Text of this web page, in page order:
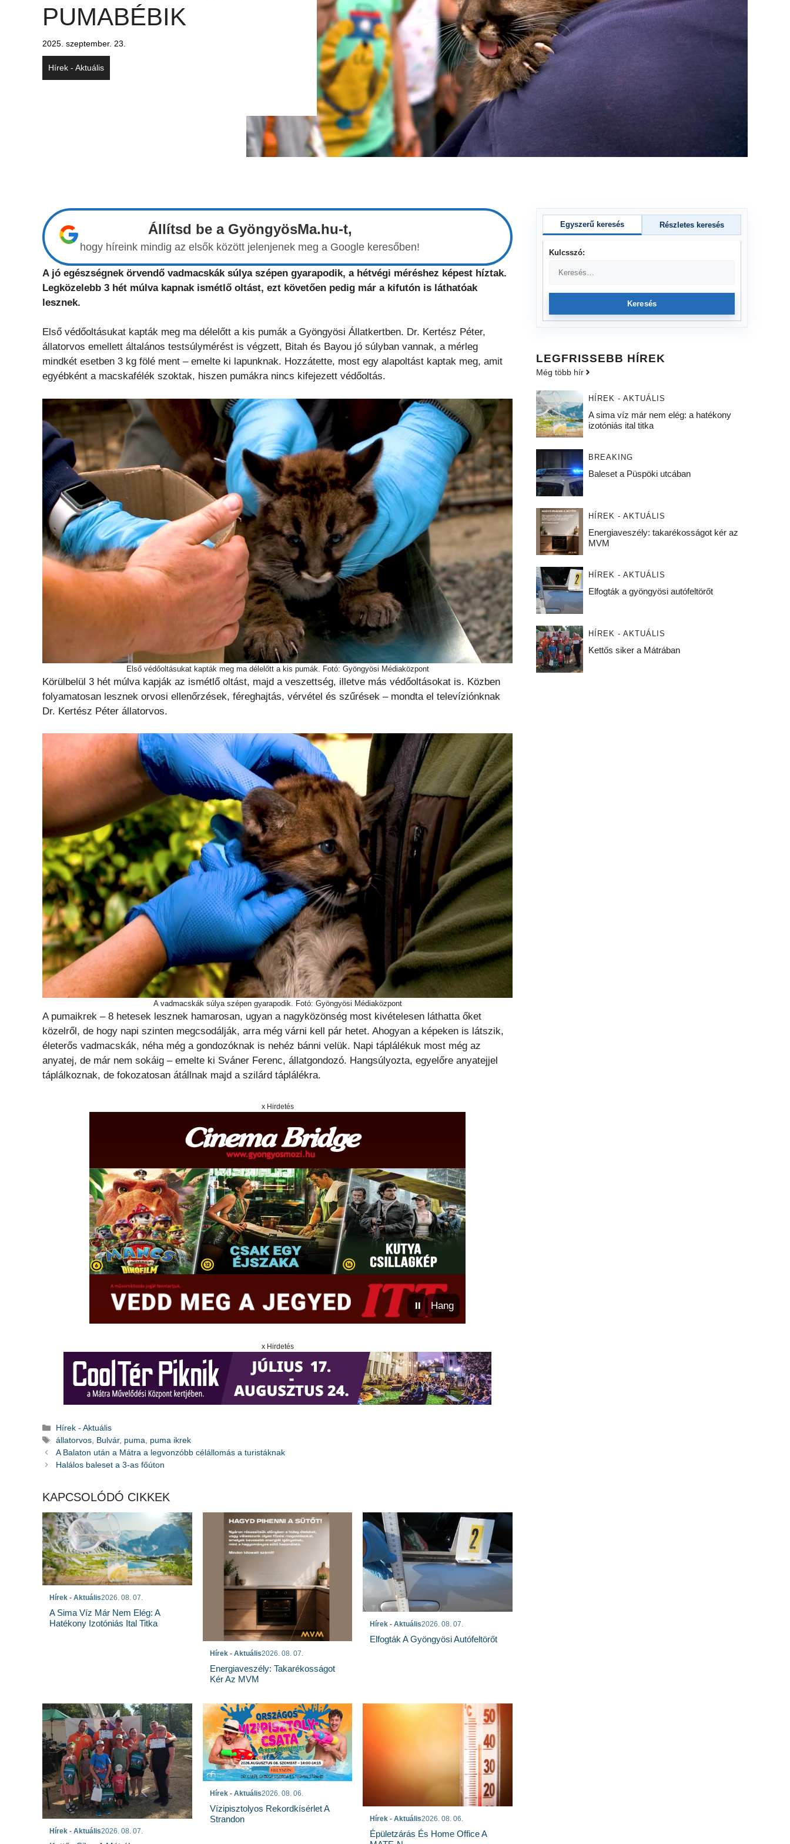
PUMABÉBIK
2025. szeptember. 23.
Hírek - Aktuális
Állítsd be a GyöngyösMa.hu-t,
hogy híreink mindig az elsők között jelenjenek meg a Google keresőben!
A jó egészségnek örvendő vadmacskák súlya szépen gyarapodik, a hétvégi méréshez képest híztak.
Legközelebb 3 hét múlva kapnak ismétlő oltást, ezt követően pedig már a kifutón is láthatóak
lesznek.
Első védőoltásukat kapták meg ma délelőtt a kis pumák a Gyöngyösi Állatkertben. Dr. Kertész Péter,
állatorvos emellett általános testsúlymérést is végzett, Bitah és Bayou jó súlyban vannak, a mérleg
mindkét esetben 3 kg fölé ment – emelte ki lapunknak. Hozzátette, most egy alapoltást kaptak meg, amit
egyébként a macskafélék szoktak, hiszen pumákra nincs kifejezett védőoltás.
Első védőoltásukat kapták meg ma délelőtt a kis pumák. Fotó: Gyöngyösi Médiaközpont
Körülbelül 3 hét múlva kapják az ismétlő oltást, majd a veszettség, illetve más védőoltásokat is. Közben
folyamatosan lesznek orvosi ellenőrzések, féreghajtás, vérvétel és szűrések – mondta el televíziónknak
Dr. Kertész Péter állatorvos.
A vadmacskák súlya szépen gyarapodik. Fotó: Gyöngyösi Médiaközpont
A pumaikrek – 8 hetesek lesznek hamarosan, ugyan a nagyközönség most kivételesen láthatta őket
közelről, de hogy napi szinten megcsodálják, arra még várni kell pár hetet. Ahogyan a képeken is látszik,
életerős vadmacskák, néha még a gondozóknak is nehéz bánni velük. Napi táplálékuk most még az
anyatej, de már nem sokáig – emelte ki Sváner Ferenc, állatgondozó. Hangsúlyozta, egyelőre anyatejjel
táplálkoznak, de fokozatosan átállnak majd a szilárd táplálékra.
x Hirdetés
⏸ Hang
x Hirdetés
Kategória
Hírek - Aktuális
Címkék
állatorvos, Bulvár, puma, puma ikrek
A Balaton után a Mátra a legvonzóbb célállomás a turistáknak
Halálos baleset a 3-as főúton
KAPCSOLÓDÓ CIKKEK
Hírek - Aktuális2026. 08. 07.
A Sima Víz Már Nem Elég: A
Hatékony Izotóniás Ital Titka
Hírek - Aktuális2026. 08. 07.
Energiaveszély: Takarékosságot
Kér Az MVM
Hírek - Aktuális2026. 08. 07.
Elfogták A Gyöngyösi Autófeltörőt
Hírek - Aktuális2026. 08. 07.
Hírek - Aktuális2026. 08. 06.
Vízipisztolyos Rekordkísérlet A
Strandon
Hírek - Aktuális2026. 08. 06.
Épületzárás És Home Office A
Egyszerű keresés Részletes keresés
Kulcsszó:
Keresés
LEGFRISSEBB HÍREK
Még több hír
HÍREK - AKTUÁLIS
A sima víz már nem elég: a hatékony
izotóniás ital titka
BREAKING
Baleset a Püspöki utcában
HÍREK - AKTUÁLIS
Energiaveszély: takarékosságot kér az
MVM
HÍREK - AKTUÁLIS
Elfogták a gyöngyösi autófeltörőt
HÍREK - AKTUÁLIS
Kettős siker a Mátrában